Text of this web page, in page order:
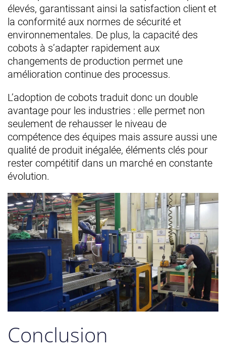
élevés, garantissant ainsi la satisfaction client et
la conformité aux normes de sécurité et
environnementales. De plus, la capacité des
cobots à s’adapter rapidement aux
changements de production permet une
amélioration continue des processus.
L’adoption de cobots traduit donc un double
avantage pour les industries : elle permet non
seulement de rehausser le niveau de
compétence des équipes mais assure aussi une
qualité de produit inégalée, éléments clés pour
rester compétitif dans un marché en constante
évolution.
Conclusion